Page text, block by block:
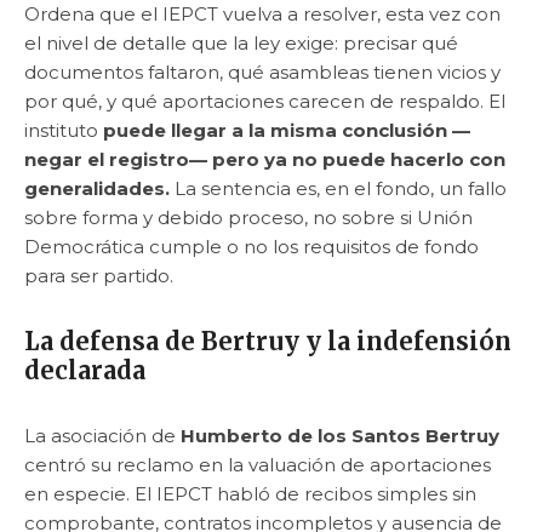
Ordena que el IEPCT vuelva a resolver, esta vez con
el nivel de detalle que la ley exige: precisar qué
documentos faltaron, qué asambleas tienen vicios y
por qué, y qué aportaciones carecen de respaldo. El
instituto puede llegar a la misma conclusión —
negar el registro— pero ya no puede hacerlo con
generalidades. La sentencia es, en el fondo, un fallo
sobre forma y debido proceso, no sobre si Unión
Democrática cumple o no los requisitos de fondo
para ser partido.
La defensa de Bertruy y la indefensión
declarada
La asociación de Humberto de los Santos Bertruy
centró su reclamo en la valuación de aportaciones
en especie. El IEPCT habló de recibos simples sin
comprobante, contratos incompletos y ausencia de